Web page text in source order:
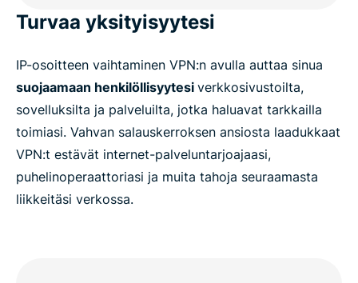
Turvaa yksityisyytesi
IP-osoitteen vaihtaminen VPN:n avulla auttaa sinua
suojaamaan henkilöllisyytesi verkkosivustoilta,
sovelluksilta ja palveluilta, jotka haluavat tarkkailla
toimiasi. Vahvan salauskerroksen ansiosta laadukkaat
VPN:t estävät internet-palveluntarjoajaasi,
puhelinoperaattoriasi ja muita tahoja seuraamasta
liikkeitäsi verkossa.